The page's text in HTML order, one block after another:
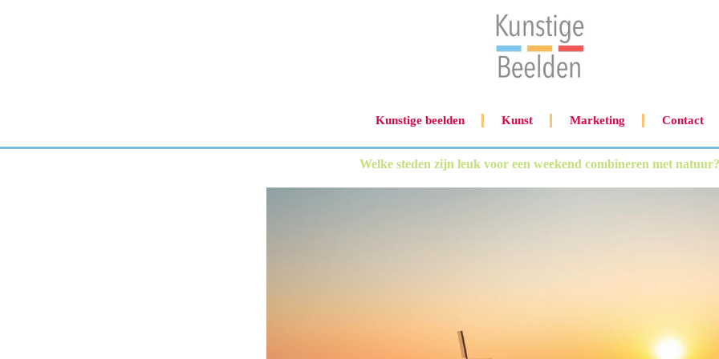
Kunstige beelden Kunst Marketing Contact
Welke steden zijn leuk voor een weekend combineren met natuur?